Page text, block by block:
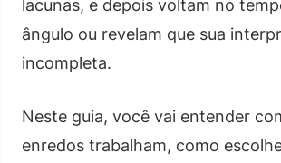
lacunas, e depois voltam no
ângulo ou revelam que sua
incompleta.
Neste guia, você vai entender
enredos trabalham, como